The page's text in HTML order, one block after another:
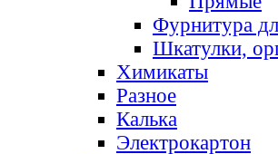
Фурнитура
Шкатулки,
Химикаты
Разное
Калька
Электрокартон